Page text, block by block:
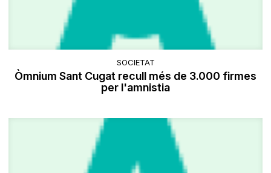
SOCIETAT
Òmnium Sant Cugat recull més de 3.000 firmes
per l'amnistia